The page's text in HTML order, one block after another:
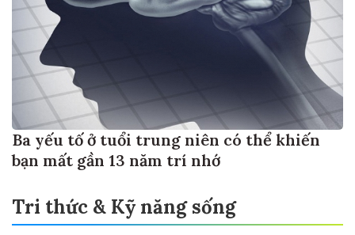
Ba yếu tố ở tuổi trung niên có thể khiến
bạn mất gần 13 năm trí nhớ
Tri thức & Kỹ năng sống